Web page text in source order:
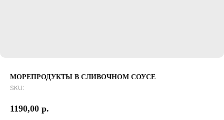
МОРЕПРОДУКТЫ В СЛИВОЧНОМ СОУСЕ
SKU:
1190,00 р.